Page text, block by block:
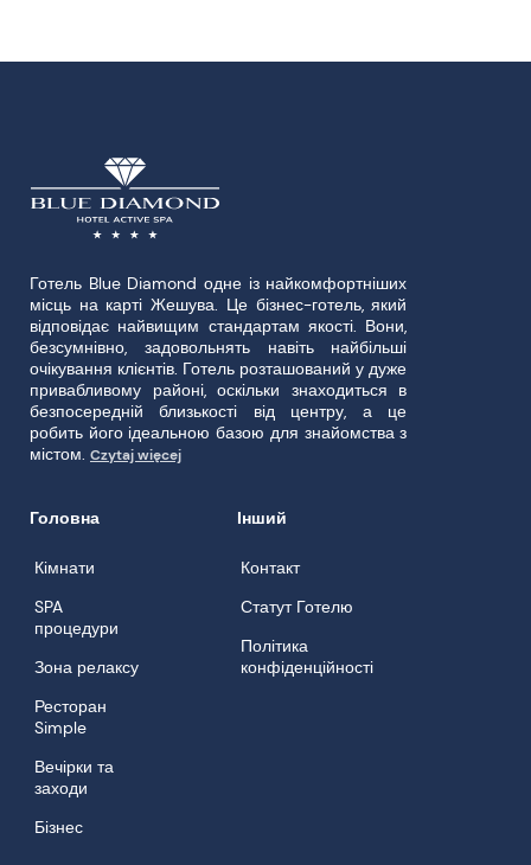
Готель Blue Diamond одне із найкомфортніших
місць на карті Жешува. Це бізнес-готель, який
відповідає найвищим стандартам якості. Вони,
безсумнівно, задовольнять навіть найбільші
очікування клієнтів. Готель розташований у дуже
привабливому районі, оскільки знаходиться в
безпосередній близькості від центру, а це
робить його ідеальною базою для знайомства з
містом. Czytaj więcej
Головна
Кімнати
SPA
процедури
Зона релаксу
Ресторан
Simple
Вечірки та
заходи
Бізнес
Інший
Контакт
Статут Готелю
Політика
конфіденційності